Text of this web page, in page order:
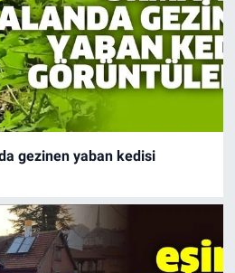
gezinen yaban kedisi